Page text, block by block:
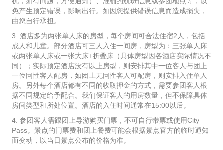
免产生预定错误，影响出行。如因您提供错误信息而造成损失，
由您自行承担。
3. 酒店多为两张单人床的房型，每个房间可合法住宿2人，包括
成人和儿童。部分酒店可三人入住一间房，房型为：三张单人床
或两张单人床或一张大床+折叠床（具体房型因各酒店实际情况不
同）；实际预定酒店没有以上房型，则安排其中一位客人与团上
一位同性客人配房，如团上无同性客人可配房，则安排入住单人
房。另外每个酒店都有不同的收取押金的方式，需要参团客人根
据不同规定给予配合。我们保证客人的用房数量，但不保障具体
房间类型和所处位置。酒店的入住时间通常在15:00以后。
4. 参团客人需跟团上导游购买门票，不可自行带票或使用City
Pass。景点的门票费和团上餐费可能会根据景点官方的临时通知
而变动，以当日景点公布的价格为准。